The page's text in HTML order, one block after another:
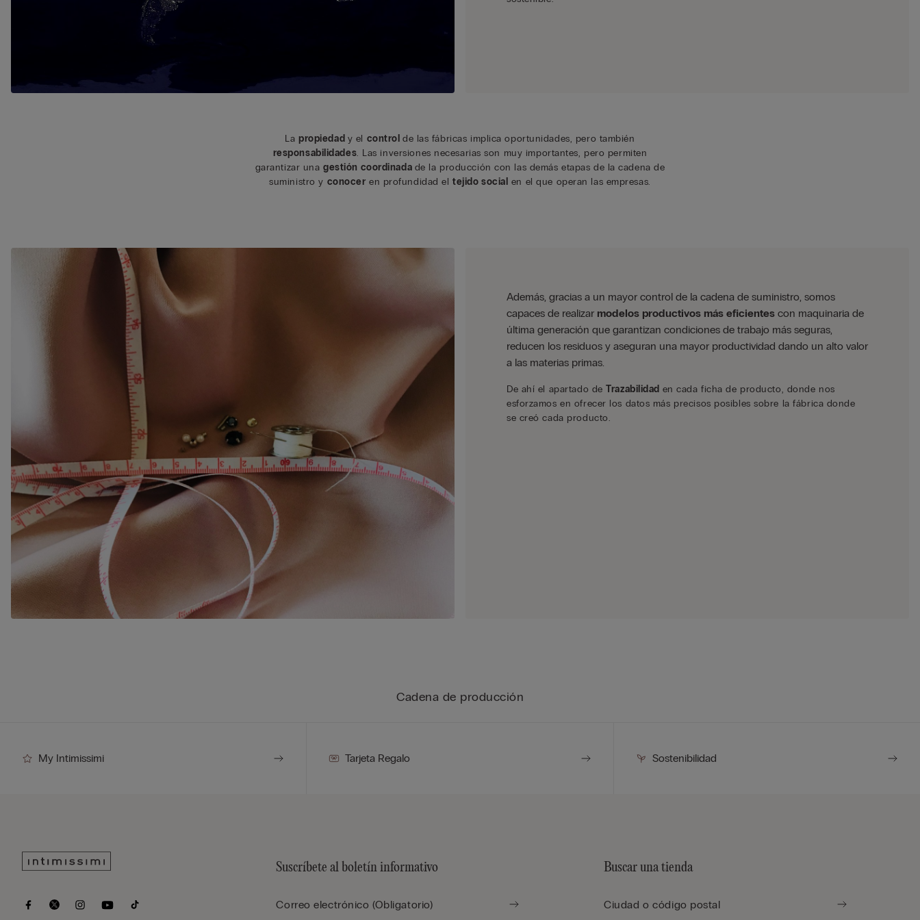
Cadena de producción
Lapropiedad y el controlde las fábricas implica oportunidades, pero también
responsabilidades. Las inversiones necesarias son muy importantes, pero permiten
garantizar unagestión coordinada de la producción con las demás etapas de la cadena de
suministro y conocer en profundidad eltejido social en el que operan las empresas.
Además, gracias a un mayor control de la cadena de suministro, somos
capaces de realizar modelos productivos más eficientes con maquinaria de
última generación que garantizan condiciones de trabajo más seguras,
reducen los residuos y aseguran una mayor productividad dando un alto valor
a las materias primas.
De ahí el apartado deTrazabilidad en cada ficha de producto, donde nos
esforzamos en ofrecer los datos más precisos posibles sobre la fábrica donde
se creó cada producto.
My Intimissimi Tarjeta Regalo Sostenibilidad
Suscríbete al boletín informativo Buscar una tienda